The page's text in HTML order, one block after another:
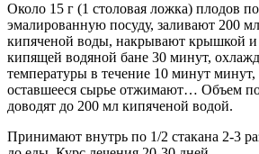
Около 15 г (1 столовая ложка) плодов
эмалированную посуду, заливают 200
кипяченой воды, накрывают крышкой и
кипящей водяной бане 30 минут,
температуры в течение 10 минут
оставшееся сырье отжимают… Объем
доводят до 200 мл кипяченой водой.
Принимают внутрь по 1/2 стакана 2-3